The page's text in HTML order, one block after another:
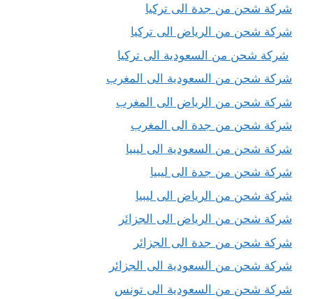
شركة شحن من جدة الى تركيا
شركة شحن من الرياض الى تركيا
شركة شحن من السعودية الى تركيا
شركة شحن من السعودية الى المغرب
شركة شحن من الرياض الى المغرب
شركة شحن من جدة الى المغرب
شركة شحن من السعودية الى ليبيا
شركة شحن من جدة الى ليبيا
شركة شحن من الرياض الى ليبيا
شركة شحن من الرياض الى الجزائر
شركة شحن من جدة الى الجزائر
شركة شحن من السعودية الى الجزائر
شركة شحن من السعودية الى تونس